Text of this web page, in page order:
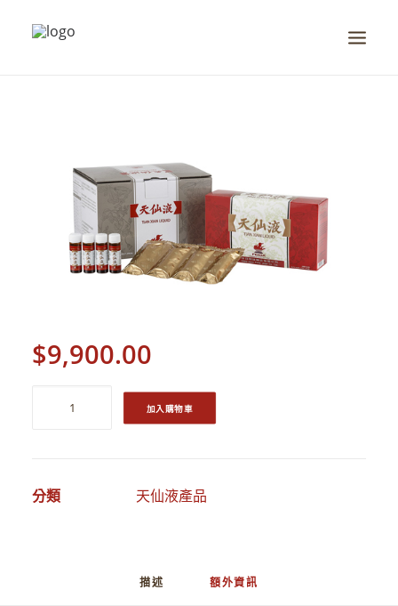
真實感動
掌握健康
全系列產品
最新消息
$9,900.00
量
加入購物車
分類 天仙液產品
描述 額外資訊